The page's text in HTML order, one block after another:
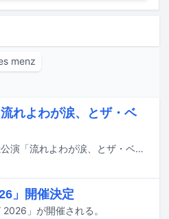
menz
れよわが涙、とザ・ベ
the bercedes menzが2027年1月27日に東京・LIQUIDROOMにて単独公演「流れよわが涙、とザ・ベルセデス・メンツは言った」を開催する。
」開催決定
」が開催される。